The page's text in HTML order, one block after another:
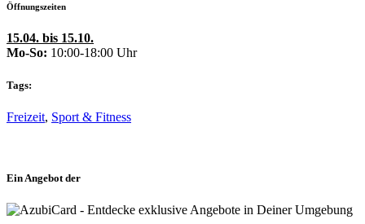
Öffnungszeiten
15.04. bis 15.10.
Mo-So: 10:00-18:00 Uhr
Tags:
Freizeit, Sport & Fitness
Ein Angebot der